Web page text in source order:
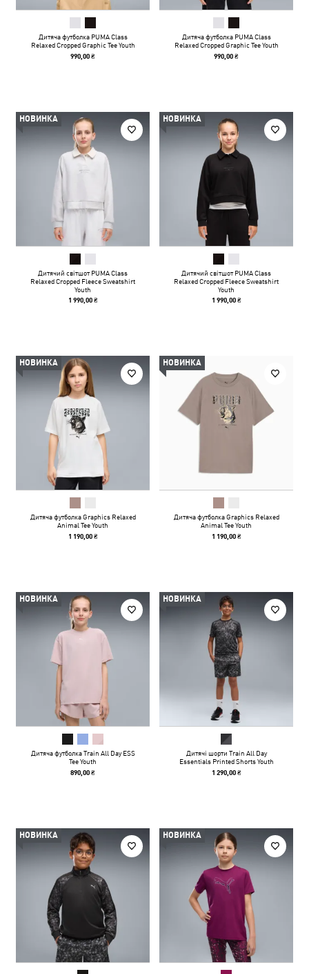
Дитяча футболка PUMA Class
Relaxed Cropped Graphic Tee Youth
990,00 ₴
Дитяча футболка PUMA Class
Relaxed Cropped Graphic Tee Youth
990,00 ₴
НОВИНКА
Дитячий світшот PUMA Class
Relaxed Cropped Fleece Sweatshirt
Youth
1 990,00 ₴
НОВИНКА
Дитячий світшот PUMA Class
Relaxed Cropped Fleece Sweatshirt
Youth
1 990,00 ₴
НОВИНКА
Дитяча футболка Graphics Relaxed
Animal Tee Youth
1 190,00 ₴
НОВИНКА
Дитяча футболка Graphics Relaxed
Animal Tee Youth
1 190,00 ₴
НОВИНКА
Дитяча футболка Train All Day ESS
Tee Youth
890,00 ₴
НОВИНКА
Дитячі шорти Train All Day
Essentials Printed Shorts Youth
1 290,00 ₴
НОВИНКА НОВИНКА